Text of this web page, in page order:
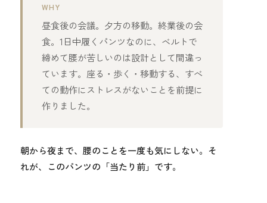
WHY
昼食後の会議。夕方の移動。終業後の会
食。1日中履くパンツなのに、ベルトで
締めて腰が苦しいのは設計として間違っ
ています。座る・歩く・移動する、すべ
ての動作にストレスがないことを前提に
作りました。
朝から夜まで、腰のことを一度も気にしない。そ
れが、このパンツの「当たり前」です。